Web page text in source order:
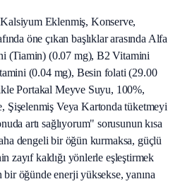
Eklenmiş, Konserve,
öne çıkan başlıklar arasında Alfa
(Tiamin) (0.07 mg), B2 Vitamini
(0.04 mg), Besin folati (29.00
Portakal Meyve Suyu, 100%,
Şişelenmiş Veya Kartonda tüketmeyi
artı sağlıyorum" sorusunun kısa
dengeli bir öğün kurmaksa, güçlü
zayıf kaldığı yönlerle eşleştirmek
öğünde enerji yüksekse, yanına